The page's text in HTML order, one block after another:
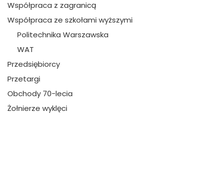
Współpraca z zagranicą
Współpraca ze szkołami wyższymi
Politechnika Warszawska
WAT
Przedsiębiorcy
Przetargi
Obchody 70-lecia
Żołnierze wyklęci